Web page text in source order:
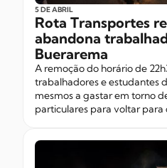
5 DE ABRIL
Rota Transportes
abandona
Buerarema
A remoção do horário de
trabalhadores e estudantes
mesmos a gastar em torno
particulares para voltar para